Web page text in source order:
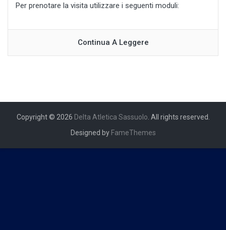
Per prenotare la visita utilizzare i seguenti moduli:
Continua A Leggere
Copyright © 2026 Delta Atletica Sassuolo. All rights reserved.
Designed by FameThemes